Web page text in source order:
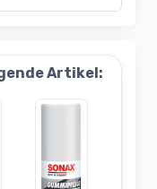
Artikel: